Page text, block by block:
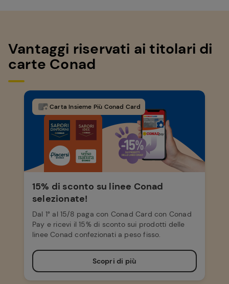
Vantaggi riservati ai titolari di
carte Conad
Carta Insieme Più Conad Card
15% di sconto su linee Conad
selezionate!
Dal 1° al 15/8 paga con Conad Card con Conad
Pay e ricevi il 15% di sconto sui prodotti delle
linee Conad confezionati a peso fisso.
Scopri di più